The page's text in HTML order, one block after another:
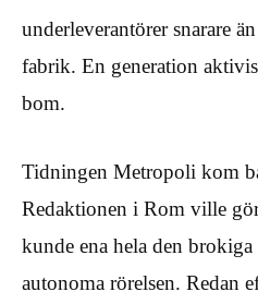
underleverantörer snarare
fabrik. En generation
bom.
Tidningen Metropoli kom
Redaktionen i Rom ville
kunde ena hela den
autonoma rörelsen. Redan